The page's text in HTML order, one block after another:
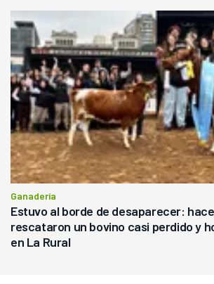
Ganadería
Estuvo al borde de desaparecer:
rescataron un bovino casi perdido y
en La Rural